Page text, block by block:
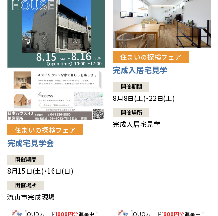
住まいの探検フェア
完成宅見学会
開催期間
8月15日(土)・16日(日)
開催場所
流山市完成現場
QUOカード1000円分進呈中！
住まいの探検フェア
完成入居宅見学
開催期間
8月8日(土)・22日(土)
開催場所
完成入居宅見学
QUOカード1000円分進呈中！